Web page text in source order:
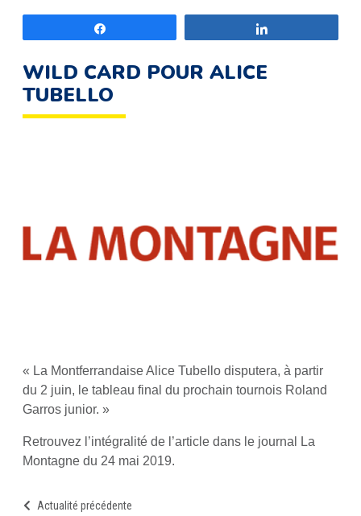
WILD CARD POUR ALICE
TUBELLO
« La Montferrandaise Alice Tubello disputera, à partir
du 2 juin, le tableau final du prochain tournois Roland
Garros junior. »
Retrouvez l’intégralité de l’article dans le journal La
Montagne du 24 mai 2019.
Actualité précédente